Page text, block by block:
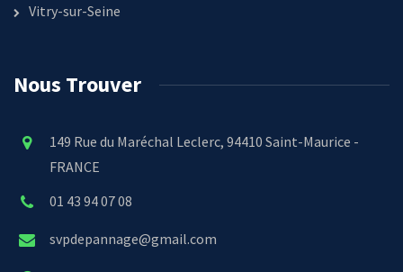
Vitry-sur-Seine
Nous Trouver
149 Rue du Maréchal Leclerc, 94410 Saint-Maurice -
FRANCE
01 43 94 07 08
svpdepannage@gmail.com